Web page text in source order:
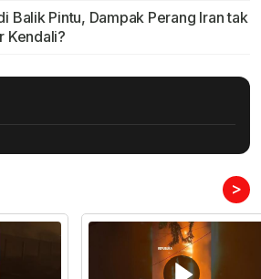
Balik Pintu, Dampak Perang Iran tak
Kendali?
>